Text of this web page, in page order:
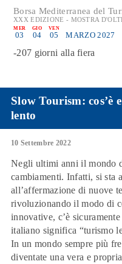
Borsa Mediterranea del
XXX EDIZIONE - MOSTRA
MER
03
GIO
04
VEN
05 MARZO 2027
-207 giorni alla fiera
Slow Tourism: cos’è
lento
10 Settembre 2022
Negli ultimi anni il mondo
cambiamenti. Infatti, si sta
all’affermazione di nuove
rivoluzionando il modo di
innovative, c’è
italiano significa “turismo
In un mondo sempre più
diventate una vera e